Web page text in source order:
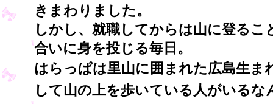
きまわりました。
しかし、就職してからは山に登る
合いに身を投じる毎日。
はらっぱは里山に囲まれた広島生
して山の上を歩いている人がいる